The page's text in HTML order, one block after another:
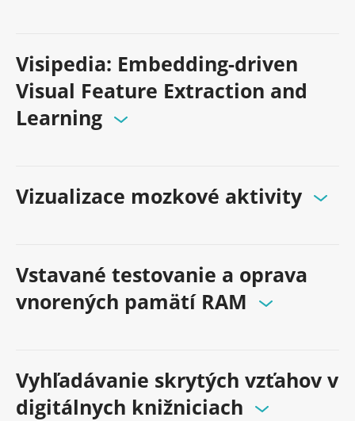
Visipedia: Embedding-driven
Visual Feature Extraction and
Learning
Vizualizace mozkové aktivity
Vstavané testovanie a oprava
vnorených pamätí RAM
Vyhľadávanie skrytých vzťahov v
digitálnych knižniciach